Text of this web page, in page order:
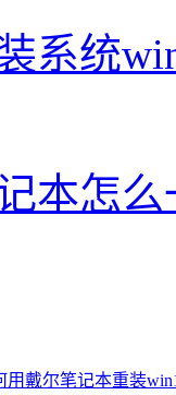
系统
本怎
用戴尔笔记本重装